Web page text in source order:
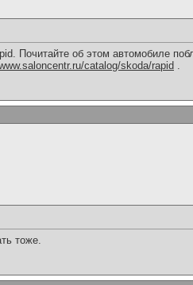
Почитайте об этом автомобиле
catalog/skoda/rapid .
тоже.